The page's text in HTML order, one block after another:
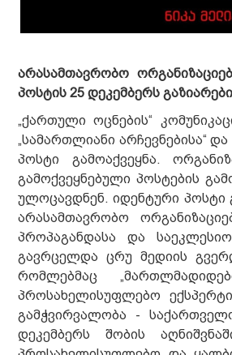
არასამთავრობო
პოსტის 25 დეკემბერს
„ქართული ოცნების“
„სამართლიანი არჩევნებისა“
პოსტი გამოაქვეყნა.
გამოქვეყნებული პოსტების
ულოცავდნენ. იდენტური პოსტი
არასამთავრობო
პროპაგანდასა და
გავრცელდა ცრუ მედიის
რომლებმაც
პროსახელისუფლებო
გამჭვირვალობა -
დეკემბერს შობის